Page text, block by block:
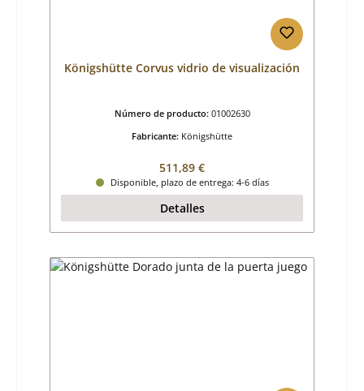
Königshütte Corvus vidrio de visualización
Número de producto: 01002630
Fabricante: Königshütte
Precio normal:
511,89 €
Disponible, plazo de entrega: 4-6 días
Detalles